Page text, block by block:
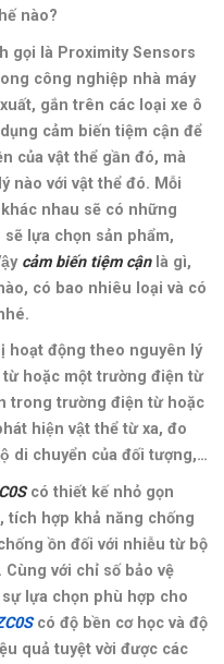
nào?
gọi là Proximity Sensors
công nghiệp nhà máy
gắn trên các loại xe ô
cảm biến tiệm cận để
của vật thể gần đó, mà
nào với vật thể đó. Mỗi
nhau sẽ có những
lựa chọn sản phẩm,
cảm biến tiệm cậnlà gì,
có bao nhiêu loại và có
hoạt động theo nguyên lý
hoặc một trường điện từ
trong trường điện từ hoặc
hiện vật thể từ xa, đo
di chuyển của đối tượng,…
có thiết kế nhỏ gọn
tích hợp khả năng chống
ồn đối với nhiễu từ bộ
với chỉ số bảo vệ
sự lựa chọn phù hợp cho
có độ bền cơ học và độ
quả tuyệt vời được các